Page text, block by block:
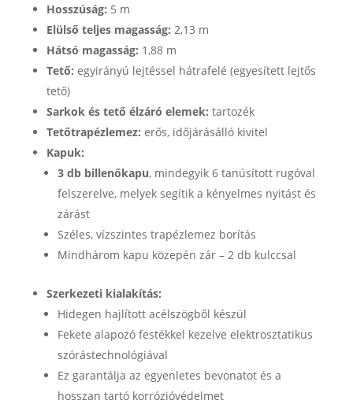
Hosszúság: 5 m
Elülső teljes magasság: 2,13 m
Hátsó magasság: 1,88 m
Tető: egyirányú lejtéssel hátrafelé (egyesített lejtős
tető)
Sarkok és tető élzáró elemek: tartozék
Tetőtrapézlemez: erős, időjárásálló kivitel
Kapuk:
3 db billenőkapu, mindegyik 6 tanúsított rugóval
felszerelve, melyek segítik a kényelmes nyitást és
zárást
Széles, vízszintes trapézlemez borítás
Mindhárom kapu közepén zár – 2 db kulccsal
Szerkezeti kialakítás:
Hidegen hajlított acélszögből készül
Fekete alapozó festékkel kezelve elektrosztatikus
szórástechnológiával
Ez garantálja az egyenletes bevonatot és a
hosszan tartó korrózióvédelmet